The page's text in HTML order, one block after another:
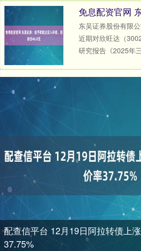
东吴证券股份有限
近期对欣旺达（
研究报告《2025年
配查信平台 12月19日阿拉转债上
37.75%